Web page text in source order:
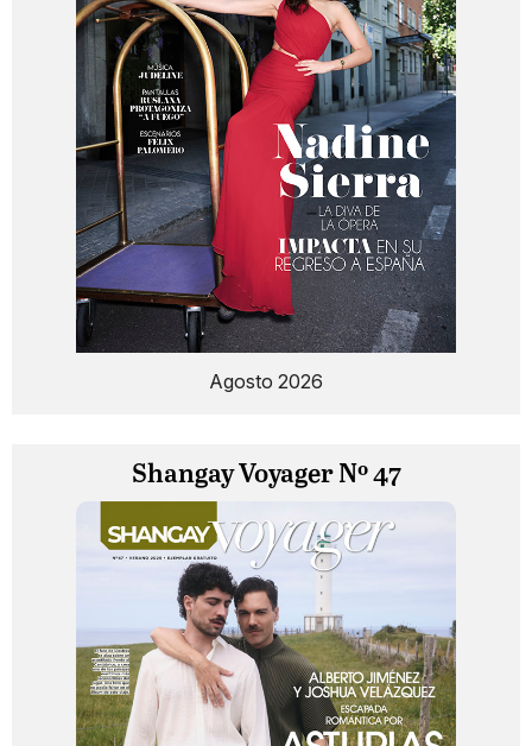
Agosto 2026
Shangay Voyager Nº 47